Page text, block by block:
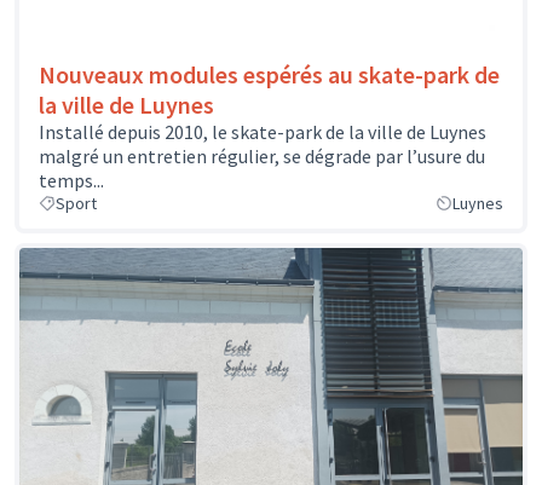
Nouveaux modules espérés au skate-park de
la ville de Luynes
Installé depuis 2010, le skate-park de la ville de Luynes
malgré un entretien régulier, se dégrade par l’usure du
temps...
Sport Luynes